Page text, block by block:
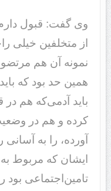
وی گفت: قبول
از متخلفین
نمونه آن هم
همین حد بود که
باید آدمی‌که هم
کرده و هم در
آورده، را به
ایشان که مربوط
تامین‌اجتماعی